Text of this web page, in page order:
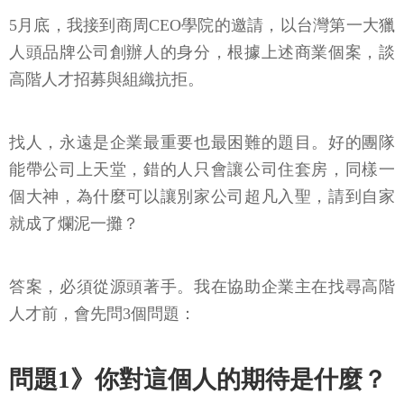
5月底，我接到商周CEO學院的邀請，以台灣第一大獵
人頭品牌公司創辦人的身分，根據上述商業個案，談
高階人才招募與組織抗拒。
找人，永遠是企業最重要也最困難的題目。好的團隊
能帶公司上天堂，錯的人只會讓公司住套房，同樣一
個大神，為什麼可以讓別家公司超凡入聖，請到自家
就成了爛泥一攤？
答案，必須從源頭著手。我在協助企業主在找尋高階
人才前，會先問3個問題：
問題1》你對這個人的期待是什麼？